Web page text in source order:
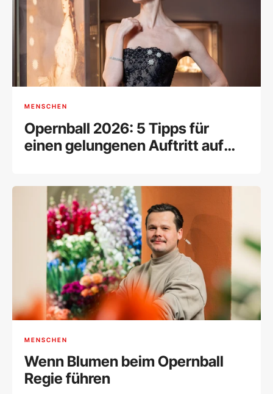
MENSCHEN
Opernball 2026: 5 Tipps für
einen gelungenen Auftritt auf
MENSCHEN
Wenn Blumen beim Opernball
Regie führen